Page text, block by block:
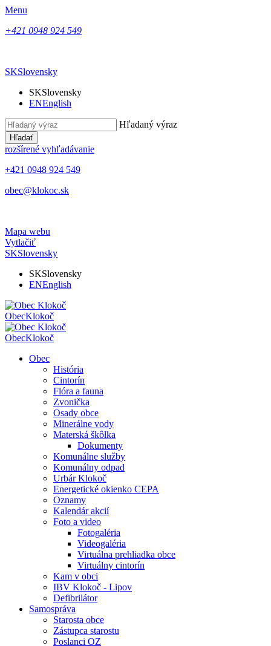
Menu
+421 0948 924 549
SKSlovensky
SKSlovensky
ENEnglish
Hľadaný výraz
Hľadať
rozšírené vyhľadávanie
+421 0948 924 549
obec@klokoc.sk
Mapa webu
Vytlačiť
SKSlovensky
SKSlovensky
ENEnglish
ObecKlokoč
ObecKlokoč
Obec
História
Cintorín
Flóra a fauna
Zvonička
Osady obce
Minerálne vody
Materská škôlka
Dokumenty
Komunálne služby
Komunálny odpad
Urbár Klokoč
Energetické okienko CEPA
Oznamy
Kalendár akcií
Foto a video
Fotogaléria
Videogaléria
Virtuálna prehliadka obce
Virtuálny cintorín
Kam v obci
IBV Klokoč - Lipov
Defibrilátor
Samospráva
Starosta obce
Zástupca starostu
Poslanci OZ